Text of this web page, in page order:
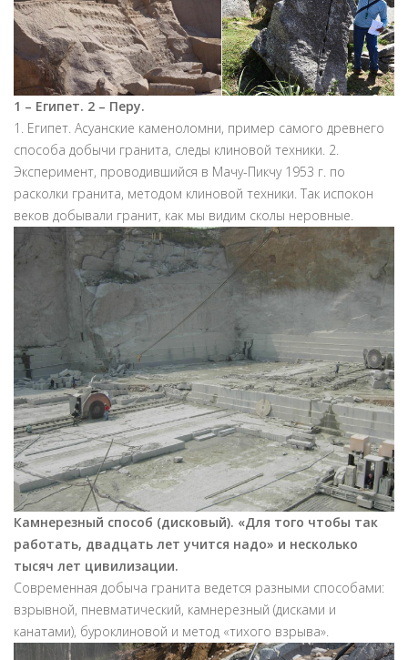
1 – Египет. 2 – Перу.
1. Египет. Асуанские каменоломни, пример самого древнего
способа добычи гранита, следы клиновой техники. 2.
Эксперимент, проводившийся в Мачу-Пикчу 1953 г. по
расколки гранита, методом клиновой техники. Так испокон
веков добывали гранит, как мы видим сколы неровные.
Камнерезный способ (дисковый). «Для того чтобы так
работать, двадцать лет учится надо» и несколько
тысяч лет цивилизации.
Современная добыча гранита ведется разными способами:
взрывной, пневматический, камнерезный (дисками и
канатами), буроклиновой и метод «тихого взрыва».